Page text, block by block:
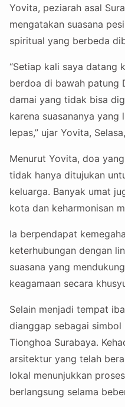
Yovita, peziarah asal
mengatakan suasana
spiritual yang berbeda
“Setiap kali saya datang
berdoa di bawah patung
damai yang tidak bisa
karena suasananya yang
lepas,” ujar Yovita,
Menurut Yovita, doa
tidak hanya ditujukan
keluarga. Banyak umat
kota dan keharmonisan
Ia berpendapat
keterhubungan dengan
suasana yang
keagamaan secara
Selain menjadi tempat
dianggap sebagai
Tionghoa Surabaya.
arsitektur yang telah
lokal menunjukkan
berlangsung selama